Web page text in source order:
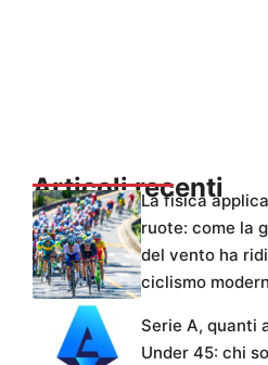
Articoli recenti
La fisica
ruote: come la
del vento ha
ciclismo
Serie A, quanti
Under 45: chi